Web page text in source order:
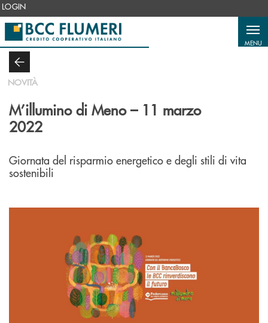
Salta al contenuto principale
LOGIN
MENU
NOVITÀ
M’illumino di Meno – 11 marzo
2022
Giornata del risparmio energetico e degli stili di vita
sostenibili